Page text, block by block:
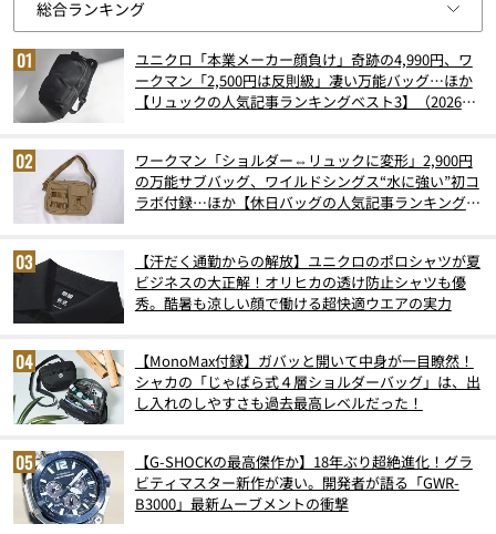
ユニクロ「本業メーカー顔負け」奇跡の4,990円、ワ
ークマン「2,500円は反則級」凄い万能バッグ…ほか
【リュックの人気記事ランキングベスト3】（2026年
ワークマン「ショルダー⇔リュックに変形」2,900円
の万能サブバッグ、ワイルドシングス“水に強い”初コ
ラボ付録…ほか【休日バッグの人気記事ランキングベ
【汗だく通勤からの解放】ユニクロのポロシャツが夏
ビジネスの大正解！オリヒカの透け防止シャツも優
秀。酷暑も涼しい顔で働ける超快適ウエアの実力
【MonoMax付録】ガバッと開いて中身が一目瞭然！
シャカの「じゃばら式４層ショルダーバッグ」は、出
し入れのしやすさも過去最高レベルだった！
【G-SHOCKの最高傑作か】18年ぶり超絶進化！グラ
ビティマスター新作が凄い。開発者が語る「GWR-
B3000」最新ムーブメントの衝撃